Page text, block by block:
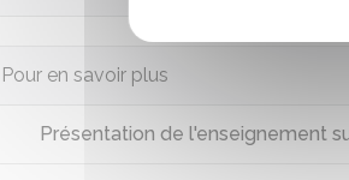
Pour en savoir plus
Présentation de l'enseignement